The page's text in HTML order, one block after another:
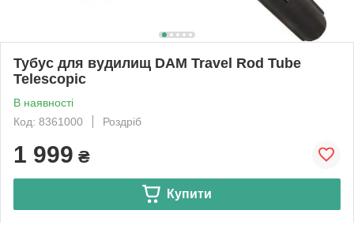
Тубус для вудилищ DAM Travel Rod Tube
Telescopic
В наявності
Код: 8361000
Роздріб
1 999 ₴
Купити